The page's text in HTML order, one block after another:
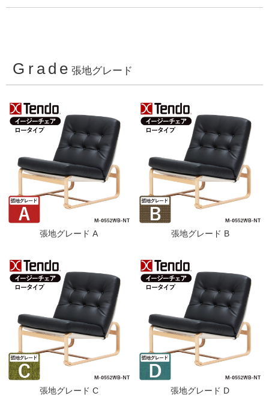
Grade 張地グレード
張地グレード A 張地グレード B
張地グレード C 張地グレード D